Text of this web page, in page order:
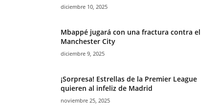
diciembre 10, 2025
Mbappé jugará con una fractura contra el
Manchester City
diciembre 9, 2025
¡Sorpresa! Estrellas de la Premier League
quieren al infeliz de Madrid
noviembre 25, 2025